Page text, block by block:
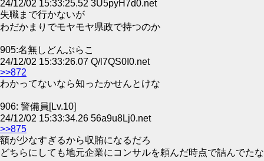
24/12/02 15:33:25.52 3U5pyH7d0.net
失職まで行かないが
わだかまりでモヤモヤ県政で持つのか
905:名無しどんぶらこ
24/12/02 15:33:26.07 Q/l7QS0I0.net
>>872
わかってないなら知ったかせんとけな
906: 警備員[Lv.10]
24/12/02 15:33:34.26 56a9u8Lj0.net
>>875
額が少なすぎるから収賄になるだろ
どちらにしても地元企業にコンサルを頼んだ時点で詰んでたな